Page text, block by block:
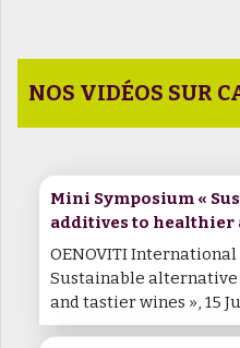
NOS VIDÉOS SUR
Mini Symposium «
additives to healthier
OENOVITI
Sustainable
and tastier wines », 15